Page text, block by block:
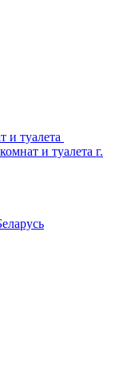
и туалета
и туалета г.